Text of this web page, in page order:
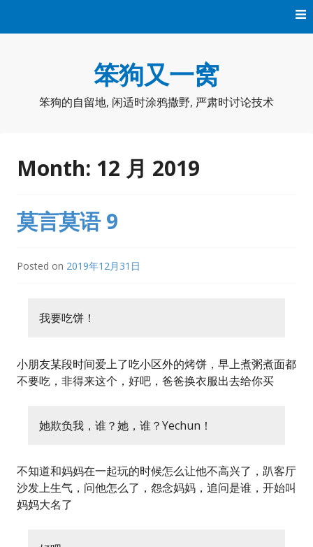
笨狗又一窝
笨狗的自留地, 闲适时涂鸦撒野, 严肃时讨论技术
Month: 12 月 2019
莫言莫语 9
Posted on 2019年12月31日
我要吃饼！
小朋友某段时间爱上了吃小区外的烤饼，早上煮粥煮面都
不要吃，非得来这个，好吧，爸爸换衣服出去给你买
她欺负我，谁？她，谁？Yechun！
不知道和妈妈在一起玩的时候怎么让他不高兴了，趴客厅
沙发上生气，问他怎么了，怨念妈妈，追问是谁，开始叫
妈妈大名了